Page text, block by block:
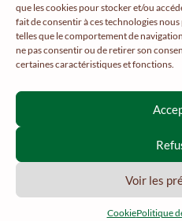
que les cookies pour stocker et/ou
fait de consentir à ces technologies
telles que le comportement de
ne pas consentir ou de retirer son
certaines caractéristiques et fonctions.
Voir les
CookiePolitique
Pour votre santé, pratiquez une activité
moins de 18 ans
La preuve de majorité
CODE DE LA
2026 © Le